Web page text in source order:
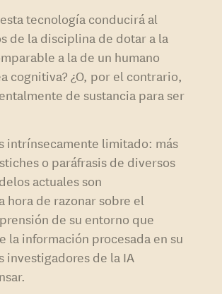
tecnología conducirá al
de la disciplina de dotar a la
a la de un humano
cognitiva? ¿O, por el contrario,
de sustancia para ser
intrínsecamente limitado: más
o paráfrasis de diversos
actuales son
de razonar sobre el
de su entorno que
la información procesada en su
investigadores de la IA